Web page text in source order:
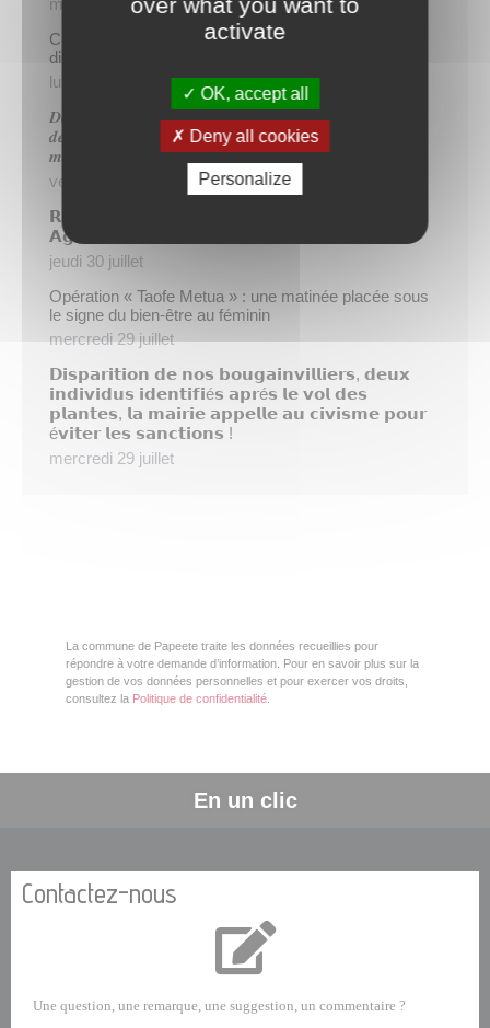
mercredi 5 août
Cinq demandeurs d’emploi de Papeete intègrent le
dispositif TIATURI AMO
lundi 3 août
𝑫𝒆𝒖𝒙 𝒔𝒂𝒑𝒆𝒖𝒓𝒔-𝒑𝒐𝒎𝒑𝒊𝒆𝒓𝒔 𝒅𝒆 𝑷𝒂𝒑𝒆𝒆𝒕𝒆 𝒂𝒖𝒙 𝒄𝒐̂𝒕𝒆́𝒔 𝒅𝒖
𝒅𝒆́𝒕𝒂𝒄𝒉𝒆𝒎𝒆𝒏𝒕 𝒑𝒐𝒍𝒚𝒏𝒆́𝒔𝒊𝒆𝒏 𝒆𝒏 𝒓𝒆𝒏𝒇𝒐𝒓𝒕 𝒅𝒆𝒔 𝒆́𝒒𝒖𝒊𝒑𝒆𝒔
𝒎𝒐𝒃𝒊𝒍𝒊𝒔𝒆́𝒆𝒔 𝒅𝒂𝒏𝒔 𝒍’𝑯𝒆𝒙𝒂𝒈𝒐𝒏𝒆
vendredi 31 juillet
𝗥é𝘂𝗻𝗶𝗼𝗻 𝗱’𝗶𝗻𝗳𝗼𝗿𝗺𝗮𝘁𝗶𝗼𝗻 𝘀𝘂𝗿 𝗹𝗮 𝗳𝗶𝗹𝗶è𝗿𝗲
𝗔𝗴𝗿𝗶𝗰𝗼𝗹𝗲
jeudi 30 juillet
Opération « Taofe Metua » : une matinée placée sous
le signe du bien-être au féminin
mercredi 29 juillet
𝗗𝗶𝘀𝗽𝗮𝗿𝗶𝘁𝗶𝗼𝗻 𝗱𝗲 𝗻𝗼𝘀 𝗯𝗼𝘂𝗴𝗮𝗶𝗻𝘃𝗶𝗹𝗹𝗶𝗲𝗿𝘀, 𝗱𝗲𝘂𝘅
𝗶𝗻𝗱𝗶𝘃𝗶𝗱𝘂𝘀 𝗶𝗱𝗲𝗻𝘁𝗶𝗳𝗶é𝘀 𝗮𝗽𝗿é𝘀 𝗹𝗲 𝘃𝗼𝗹 𝗱𝗲𝘀
𝗽𝗹𝗮𝗻𝘁𝗲𝘀, 𝗹𝗮 𝗺𝗮𝗶𝗿𝗶𝗲 𝗮𝗽𝗽𝗲𝗹𝗹𝗲 𝗮𝘂 𝗰𝗶𝘃𝗶𝘀𝗺𝗲 𝗽𝗼𝘂𝗿
é𝘃𝗶𝘁𝗲𝗿 𝗹𝗲𝘀 𝘀𝗮𝗻𝗰𝘁𝗶𝗼𝗻𝘀 !
mercredi 29 juillet
La commune de Papeete traite les données recueillies pour
répondre à votre demande d’information. Pour en savoir plus sur la
gestion de vos données personnelles et pour exercer vos droits,
consultez la Politique de confidentialité
En un clic
Contactez-nous
Une question, une remarque, une suggestion, un commentaire ?
activate
OK, accept all
Deny all cookies
Personalize